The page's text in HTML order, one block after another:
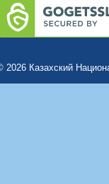
2026 Казахский